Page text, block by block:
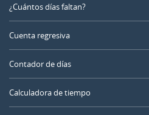
¿Cuántos días faltan?
Cuenta regresiva
Contador de días
Calculadora de tiempo